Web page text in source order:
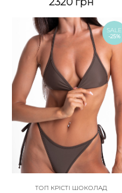
SALE
-25%
ТОП КРІСТІ ШОКОЛАД